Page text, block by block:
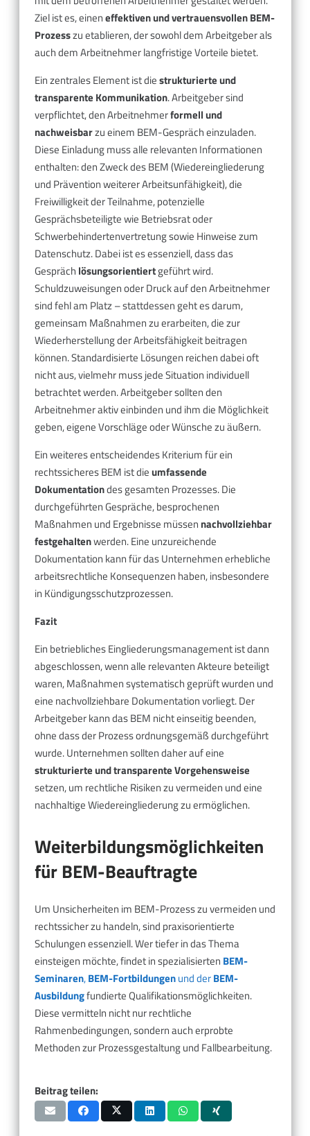
Ziel ist es, eineneffektiven und vertrauensvollen BEM-
Prozesszu etablieren, der sowohl dem Arbeitgeber als
auch dem Arbeitnehmer langfristige Vorteile bietet.
Ein zentrales Element ist diestrukturierte und
transparente Kommunikation. Arbeitgeber sind
verpflichtet, den Arbeitnehmerformell und
nachweisbarzu einem BEM-Gespräch einzuladen.
Diese Einladung muss alle relevanten Informationen
enthalten: den Zweck des BEM (Wiedereingliederung
und Prävention weiterer Arbeitsunfähigkeit), die
Freiwilligkeit der Teilnahme, potenzielle
Gesprächsbeteiligte wie Betriebsrat oder
Schwerbehindertenvertretung sowie Hinweise zum
Datenschutz. Dabei ist es essenziell, dass das
Gespräch lösungsorientiertgeführt wird.
Schuldzuweisungen oder Druck auf den Arbeitnehmer
sind fehl am Platz – stattdessen geht es darum,
gemeinsam Maßnahmen zu erarbeiten, die zur
Wiederherstellung der Arbeitsfähigkeit beitragen
können. Standardisierte Lösungen reichen dabei oft
nicht aus, vielmehr muss jede Situation individuell
betrachtet werden. Arbeitgeber sollten den
Arbeitnehmer aktiv einbinden und ihm die Möglichkeit
geben, eigene Vorschläge oder Wünsche zu äußern.
Ein weiteres entscheidendes Kriterium für ein
rechtssicheres BEM ist dieumfassende
Dokumentationdes gesamten Prozesses. Die
durchgeführten Gespräche, besprochenen
Maßnahmen und Ergebnisse müssen nachvollziehbar
festgehaltenwerden. Eine unzureichende
Dokumentation kann für das Unternehmen erhebliche
arbeitsrechtliche Konsequenzen haben, insbesondere
in Kündigungsschutzprozessen.
Fazit
Ein betriebliches Eingliederungsmanagement ist dann
abgeschlossen, wenn alle relevanten Akteure beteiligt
waren, Maßnahmen systematisch geprüft wurden und
eine nachvollziehbare Dokumentation vorliegt. Der
Arbeitgeber kann das BEM nicht einseitig beenden,
ohne dass der Prozess ordnungsgemäß durchgeführt
wurde. Unternehmen sollten daher auf eine
strukturierte und transparente Vorgehensweise
setzen, um rechtliche Risiken zu vermeiden und eine
nachhaltige Wiedereingliederung zu ermöglichen.
Weiterbildungsmöglichkeiten
für BEM-Beauftragte
Um Unsicherheiten im BEM-Prozess zu vermeiden und
rechtssicher zu handeln, sind praxisorientierte
Schulungen essenziell. Wer tiefer in das Thema
einsteigen möchte, findet in spezialisierten BEM-
Seminaren,BEM-Fortbildungenund derBEM-
Ausbildungfundierte Qualifikationsmöglichkeiten.
Diese vermitteln nicht nur rechtliche
Rahmenbedingungen, sondern auch erprobte
Methoden zur Prozessgestaltung und Fallbearbeitung.
Beitrag teilen: